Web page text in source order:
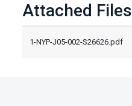
Attached Files
1-NYP-J05-002-S26626.pdf